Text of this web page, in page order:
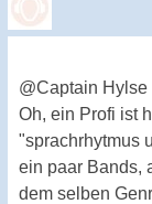
@Captain Hylse
Oh, ein Profi ist
"sprachrhytmus
ein paar Bands,
dem selben